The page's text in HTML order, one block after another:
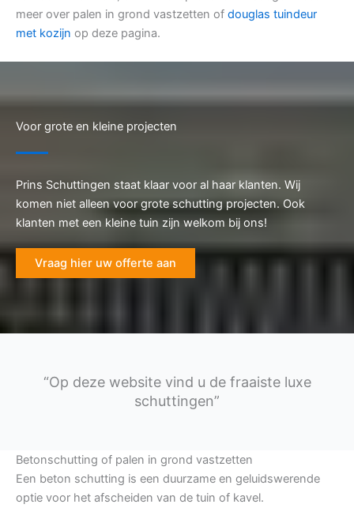
meer over palen in grond vastzetten of douglas tuindeur
met kozijn op deze pagina.
Voor grote en kleine projecten
Prins Schuttingen staat klaar voor al haar klanten. Wij
komen niet alleen voor grote schutting projecten. Ook
klanten met een kleine tuin zijn welkom bij ons!
Vraag hier uw offerte aan
“Op deze website vind u de fraaiste luxe
schuttingen”
Betonschutting of palen in grond vastzetten
Een beton schutting is een duurzame en geluidswerende
optie voor het afscheiden van de tuin of kavel.